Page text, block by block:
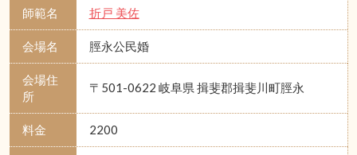
師範名 折戸 美佐
会場名 脛永公民婚
会場住
所
〒501-0622 岐阜県 揖斐郡揖斐川町脛永
料金 2200